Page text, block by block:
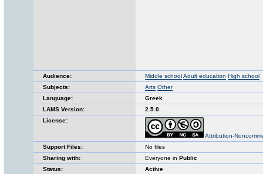
Audience: Middle schoolAdult education High school
Subjects:
Arts Other
Language:
Greek
LAMS Version:
2.5.0.
License:
Attribution-
Support Files:
No files
Sharing with:
Everyone in Public
Status:
Active